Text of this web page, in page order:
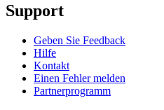
Support
Geben Sie Feedback
Hilfe
Kontakt
Einen Fehler melden
Partnerprogramm